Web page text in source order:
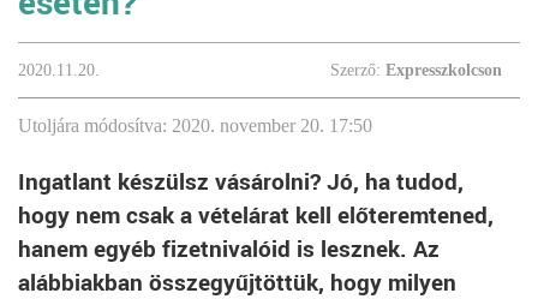
2020.11.20. Szerző: Expresszkolcson
Utoljára módosítva: 2020. november 20. 17:50
Ingatlant készülsz vásárolni? Jó, ha tudod,
hogy nem csak a vételárat kell előteremtened,
hanem egyéb fizetnivalóid is lesznek. Az
alábbiakban összegyűjtöttük, hogy milyen